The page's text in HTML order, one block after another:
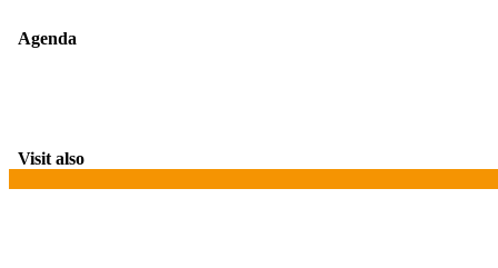
Agenda
Visit also